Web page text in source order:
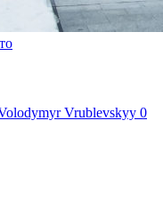
Vrublevskyy 0